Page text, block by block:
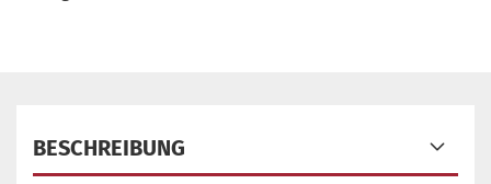
BESCHREIBUNG